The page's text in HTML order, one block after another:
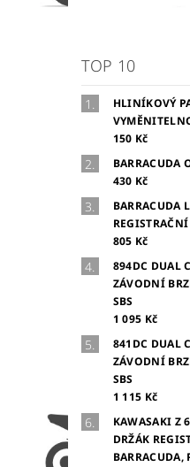
TOP 10
HLINÍKOVÝ
150 Kč
BARRACUDA
430 Kč
BARRACUDA
805 Kč
894DC DUAL
ZÁVODNÍ
SBS
1 095 Kč
841DC DUAL
ZÁVODNÍ
SBS
1 115 Kč
KAWASAKI Z
DRŽÁK